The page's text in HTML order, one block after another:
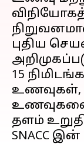
புதிய
15
உணவுகள்,
தளம்
SNACC